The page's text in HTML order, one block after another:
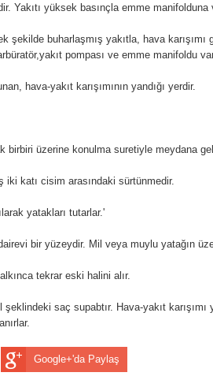
Yakıtı yüksek basınçla emme
şekilde buharlaşmış yakıtla, hava karışımı
pompası ve emme manifoldu
hava-yakıt karışımının yandığı yerdir.
birbiri üzerine konulma suretiyle meydana
katı cisim arasındaki sürtünmedir.
yatakları tutarlar.'
bir yüzeydir. Mil veya muylu yatağın
tekrar eski halini alır.
saç supabtır. Hava-yakıt karışımı
Google+'da Paylaş